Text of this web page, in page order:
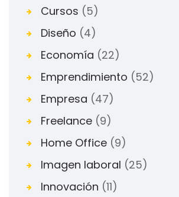
Cursos (5)
Diseño (4)
Economía (22)
Emprendimiento (52)
Empresa (47)
Freelance (9)
Home Office (9)
Imagen laboral (25)
Innovación (11)